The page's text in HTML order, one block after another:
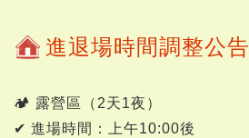
進退場時間調整公告
🏕 露營區（2天1夜）
✔ 進場時間：上午10:00後